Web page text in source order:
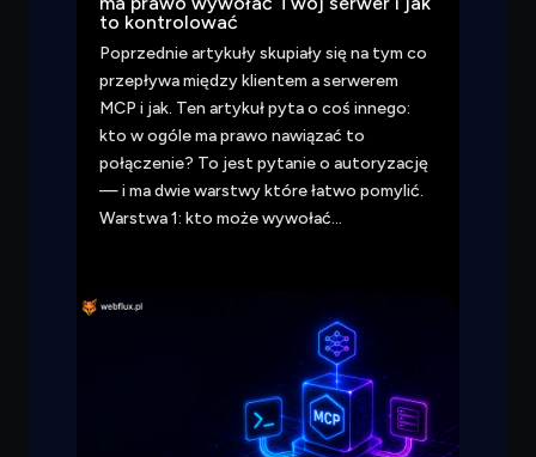
to kontrolować
Poprzednie artykuły skupiały się na tym co
przepływa między klientem a serwerem
MCP i jak. Ten artykuł pyta o coś innego:
kto w ogóle ma prawo nawiązać to
połączenie? To jest pytanie o autoryzację
— i ma dwie warstwy które łatwo pomylić.
Warstwa 1: kto może wywołać…